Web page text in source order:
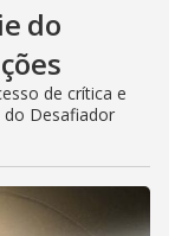
do
de crítica e
do Desafiador